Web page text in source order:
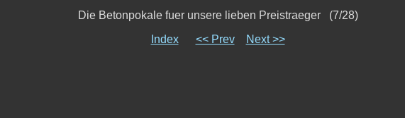
Die Betonpokale fuer unsere lieben Preistraeger (7/28)
Index
<< Prev Next >>